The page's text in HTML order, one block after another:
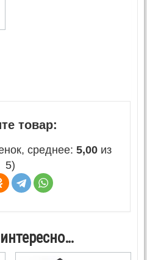
товар:
среднее: 5,00 из
5)